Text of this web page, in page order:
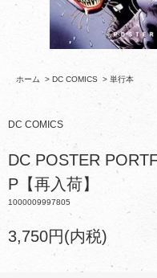
ホーム > DC COMICS > 単行本
DC COMICS
DC POSTER
P【再入荷】
1000009997805
3,750円(内税)